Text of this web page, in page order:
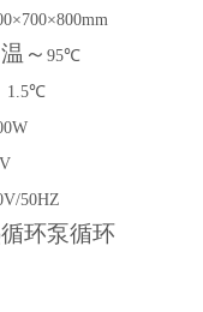
～ 95℃
1.5℃
50HZ
环泵循环